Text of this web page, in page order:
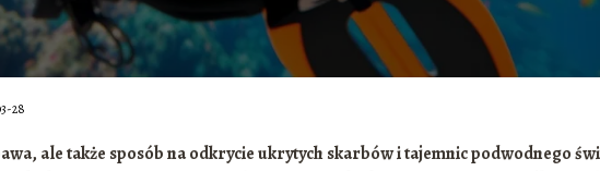
28
ale także sposób na odkrycie ukrytych skarbów i tajemnic podwodnego